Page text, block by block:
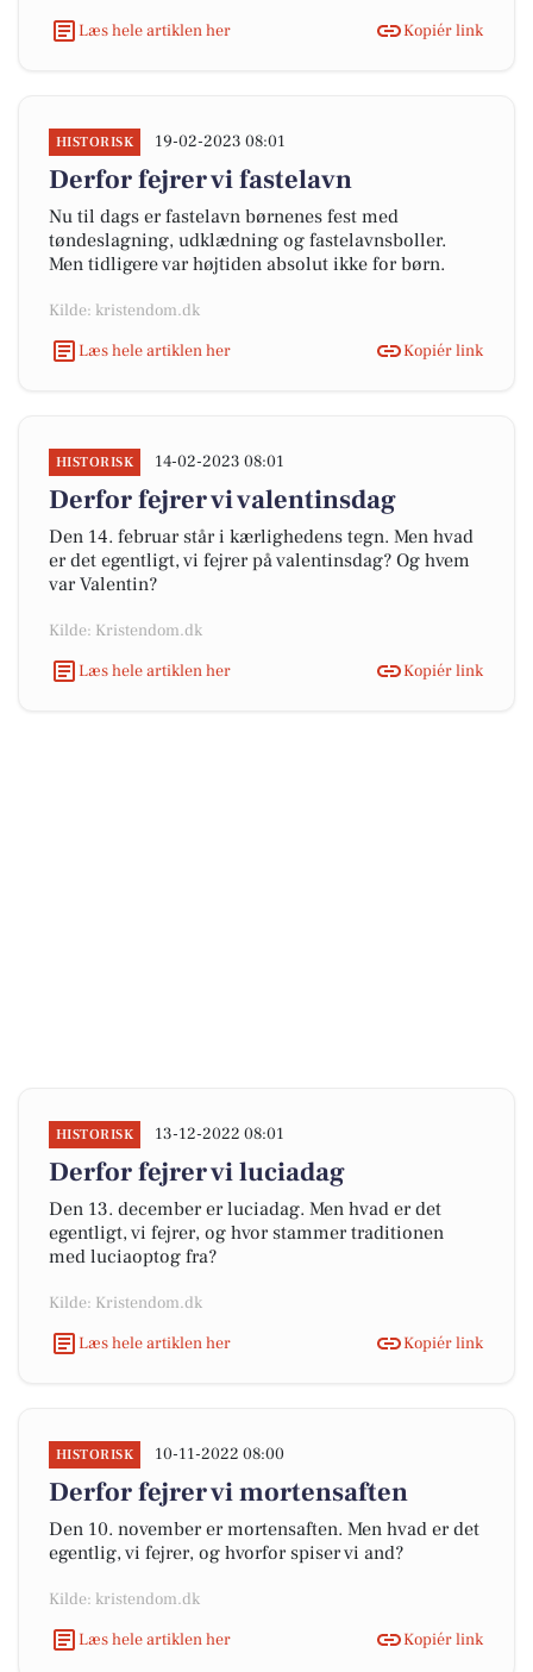
Læs hele artiklen her
Kopiér link
HISTORISK 19-02-2023 08:01
Derfor fejrer vi fastelavn
Nu til dags er fastelavn børnenes fest med
tøndeslagning, udklædning og fastelavnsboller.
Men tidligere var højtiden absolut ikke for børn.
Kilde: kristendom.dk
Læs hele artiklen her
Kopiér link
HISTORISK 14-02-2023 08:01
Derfor fejrer vi valentinsdag
Den 14. februar står i kærlighedens tegn. Men hvad
er det egentligt, vi fejrer på valentinsdag? Og hvem
var Valentin?
Kilde: Kristendom.dk
Læs hele artiklen her
Kopiér link
HISTORISK 13-12-2022 08:01
Derfor fejrer vi luciadag
Den 13. december er luciadag. Men hvad er det
egentligt, vi fejrer, og hvor stammer traditionen
med luciaoptog fra?
Kilde: Kristendom.dk
Læs hele artiklen her
Kopiér link
HISTORISK 10-11-2022 08:00
Derfor fejrer vi mortensaften
Den 10. november er mortensaften. Men hvad er det
egentlig, vi fejrer, og hvorfor spiser vi and?
Kilde: kristendom.dk
Læs hele artiklen her
Kopiér link